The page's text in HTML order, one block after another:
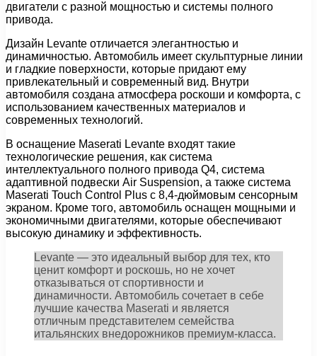
двигатели с разной мощностью и системы полного
привода.
Дизайн Levante отличается элегантностью и
динамичностью. Автомобиль имеет скульптурные линии
и гладкие поверхности, которые придают ему
привлекательный и современный вид. Внутри
автомобиля создана атмосфера роскоши и комфорта, с
использованием качественных материалов и
современных технологий.
В оснащение Maserati Levante входят такие
технологические решения, как система
интеллектуального полного привода Q4, система
адаптивной подвески Air Suspension, а также система
Maserati Touch Control Plus с 8,4-дюймовым сенсорным
экраном. Кроме того, автомобиль оснащен мощными и
экономичными двигателями, которые обеспечивают
высокую динамику и эффективность.
Levante — это идеальный выбор для тех, кто
ценит комфорт и роскошь, но не хочет
отказываться от спортивности и
динамичности. Автомобиль сочетает в себе
лучшие качества Maserati и является
отличным представителем семейства
итальянских внедорожников премиум-класса.